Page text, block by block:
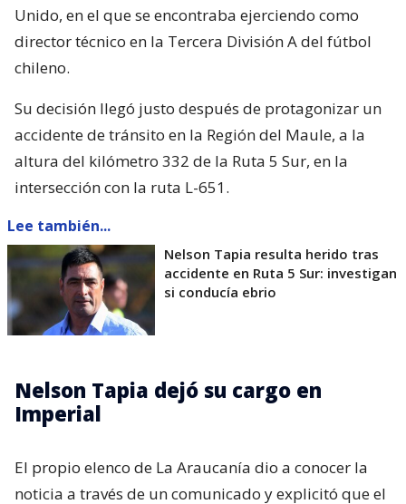
Unido, en el que se encontraba ejerciendo como
director técnico en la Tercera División A del fútbol
chileno.
Su decisión llegó justo después de protagonizar un
accidente de tránsito en la Región del Maule, a la
altura del kilómetro 332 de la Ruta 5 Sur, en la
intersección con la ruta L-651.
Lee también...
Nelson Tapia resulta herido tras
accidente en Ruta 5 Sur: investigan
si conducía ebrio
Nelson Tapia dejó su cargo en
Imperial
El propio elenco de La Araucanía dio a conocer la
noticia a través de un comunicado y explicitó que el